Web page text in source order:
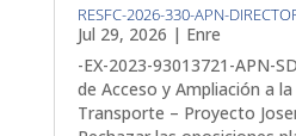
RESFC-2026-330-APN-
Jul 29, 2026 | Enre
-EX-2023-93013721-APN-
de Acceso y Ampliación a
Transporte – Proyecto